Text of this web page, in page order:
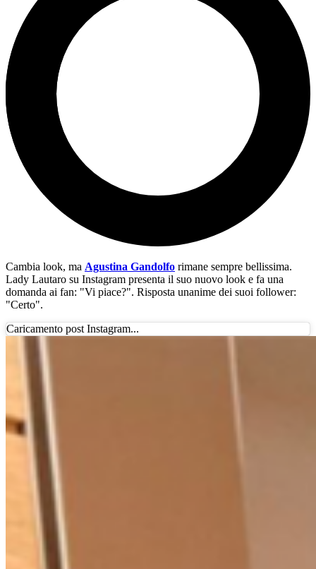
Cambia look, ma Agustina Gandolfo rimane sempre bellissima.
Lady Lautaro su Instagram presenta il suo nuovo look e fa una
domanda ai fan: "Vi piace?". Risposta unanime dei suoi follower:
"Certo".
Caricamento post Instagram...